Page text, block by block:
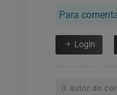
Para
Login
O autor do